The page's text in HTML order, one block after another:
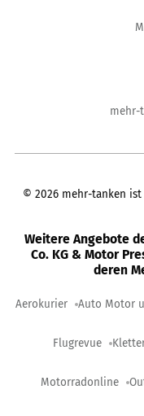
mehr-
© 2026 mehr-tanken ist
Weitere Angebote
Co. KG & Motor
deren
Aerokurier Auto Motor
Flugrevue
Motorradonline